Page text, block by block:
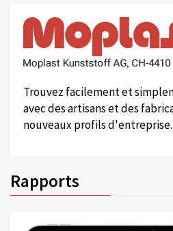
Trouvez facilement et
avec des artisans et des
nouveaux profils d'entreprise.
Rapports